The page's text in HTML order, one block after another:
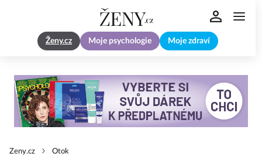
Ženy.cz Moje psychologie Moje zdraví
Zeny.cz Otok